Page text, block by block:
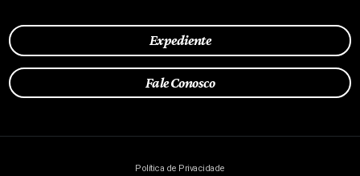
Expediente
Fale Conosco
Política de Privacidade